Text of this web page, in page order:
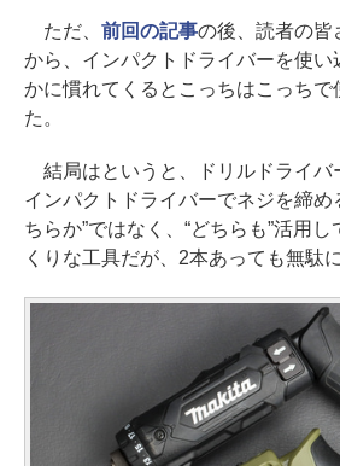
ただ、 前回の記事の後、読者の皆
から、インパクトドライバーを使い
かに慣れてくるとこっちはこっちで
た。
結局はというと、ドリルドライバ
インパクトドライバーでネジを締め
ちらか”ではなく、“どちらも”活用
くりな工具だが、2本あっても無駄